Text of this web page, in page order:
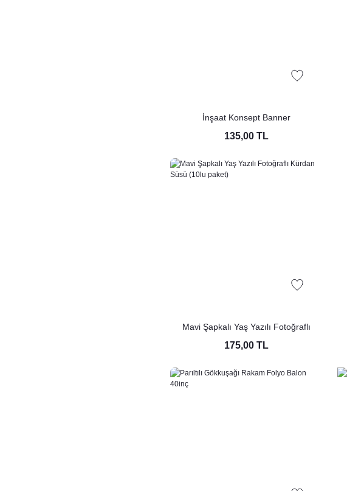
İnşaat Konsept Banner
135,00 TL
Mavi Şapkalı Yaş Yazılı Fotoğraflı
Kürdan Süsü (10lu paket)
175,00 TL